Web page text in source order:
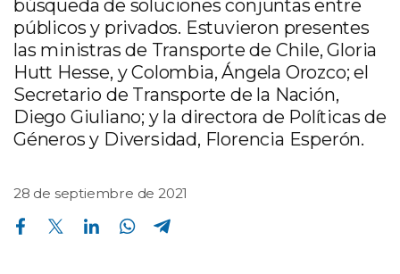
búsqueda de soluciones conjuntas entre
públicos y privados. Estuvieron presentes
las ministras de Transporte de Chile, Gloria
Hutt Hesse, y Colombia, Ángela Orozco; el
Secretario de Transporte de la Nación,
Diego Giuliano; y la directora de Políticas de
Géneros y Diversidad, Florencia Esperón.
28 de septiembre de 2021
Compartir en Facebook Compartir en Twitter Compartir en Linkedin Compartir en Whatsapp